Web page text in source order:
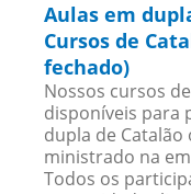
Aulas em
Cursos de
fechado)
Nossos cursos
disponíveis para
dupla de Catalão
ministrado na
Todos os